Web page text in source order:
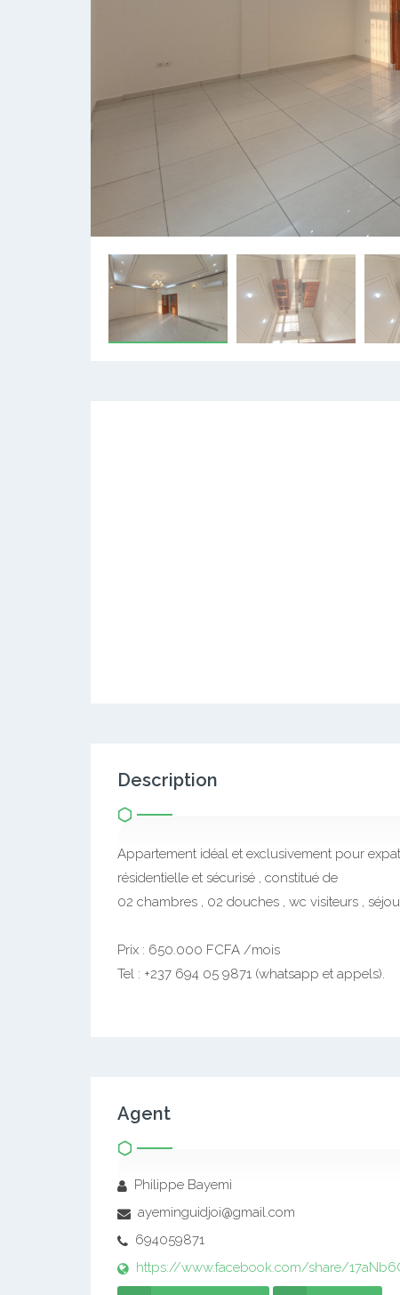
Description
Appartement idéal et exclusivement pour
résidentielle et sécurisé , constitué de
02 chambres , 02 douches , wc visiteurs ,
Prix : 650.000 FCFA /mois
Tel : +237 694 05 9871 (whatsapp et appels).
Agent
Philippe Bayemi
ayeminguidjoi@gmail.com
694059871
https://www.facebook.com/share/